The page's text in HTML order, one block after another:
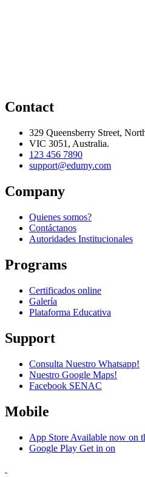
Contact
329 Queensberry Street,
VIC 3051, Australia.
123 456 7890
support@edumy.com
Company
Quienes somos?
Contáctanos
Autoridades Institucionales
Programs
Certificados online
Galería
Plataforma Educativa
Support
Consulta Nuestro Whatsapp!
Nuestro Google Maps!
Facebook SENAC
Mobile
App Store Available now on
Google Play Get in on